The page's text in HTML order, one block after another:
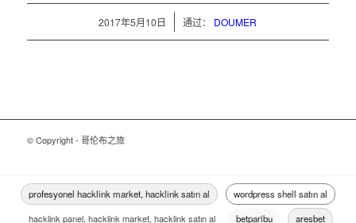
2017年5月10日
/ 通过： DOUMER
© Copyright - 哥伦布之旅
profesyonel hacklink market, hacklink satın al
wordpress shell satın al
hacklink panel, hacklink market, hacklink satın al
betparibu
aresbet